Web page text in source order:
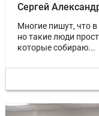
Сергей
Многие пишут, что
но такие люди
которые собираю...